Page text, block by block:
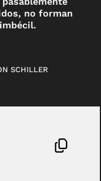
no forman
SCHILLER